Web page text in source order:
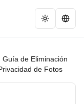
de Eliminación
de Fotos